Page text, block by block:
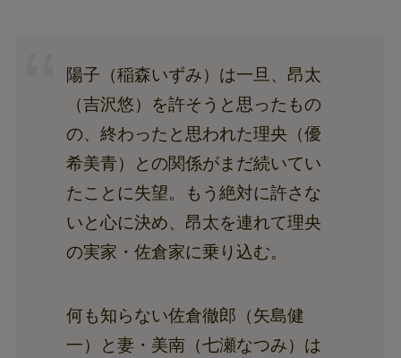
陽子（稲森いずみ）は一旦、昂太
（吉沢悠）を許そうと思ったもの
の、終わったと思われた理央（優
希美青）との関係がまだ続いてい
たことに失望。もう絶対に許さな
いと心に決め、昂太を連れて理央
の実家・佐倉家に乗り込む。
何も知らない佐倉徹郎（矢島健
一）と妻・美南（七瀬なつみ）は